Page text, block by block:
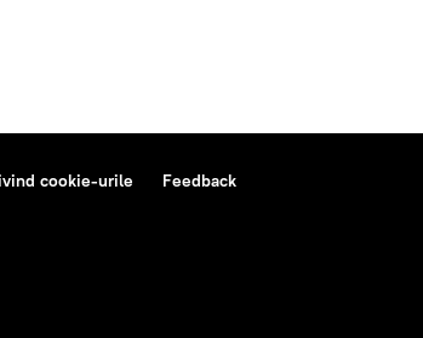
cookie-urile Feedback